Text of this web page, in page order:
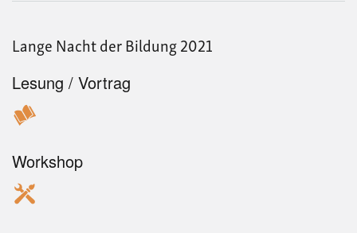
Lange Nacht der Bildung 2021
Lesung / Vortrag
Workshop